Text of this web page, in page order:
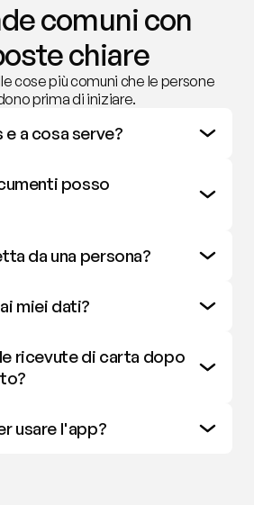
comuni con
chiare
cose più comuni che le persone
prima di iniziare.
a cosa serve?
posso
da una persona?
miei dati?
ricevute di carta dopo
usare l'app?